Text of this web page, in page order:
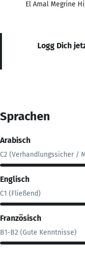
El Amal Megrine
Logg Dich
Sprachen
Arabisch
C2 (Verhandlungssicher /
Englisch
C1 (Fließend)
Französisch
B1-B2 (Gute Kenntnisse)